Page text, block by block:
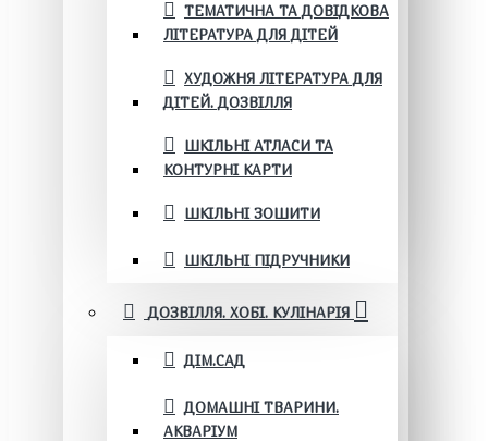
ТЕМАТИЧНА ТА ДОВІДКОВА
ЛІТЕРАТУРА ДЛЯ ДІТЕЙ
ХУДОЖНЯ ЛІТЕРАТУРА ДЛЯ
ДІТЕЙ. ДОЗВІЛЛЯ
ШКІЛЬНІ АТЛАСИ ТА
КОНТУРНІ КАРТИ
ШКІЛЬНІ ЗОШИТИ
ШКІЛЬНІ ПІДРУЧНИКИ
ДОЗВІЛЛЯ. ХОБІ. КУЛІНАРІЯ
ДІМ.САД
ДОМАШНІ ТВАРИНИ.
АКВАРІУМ